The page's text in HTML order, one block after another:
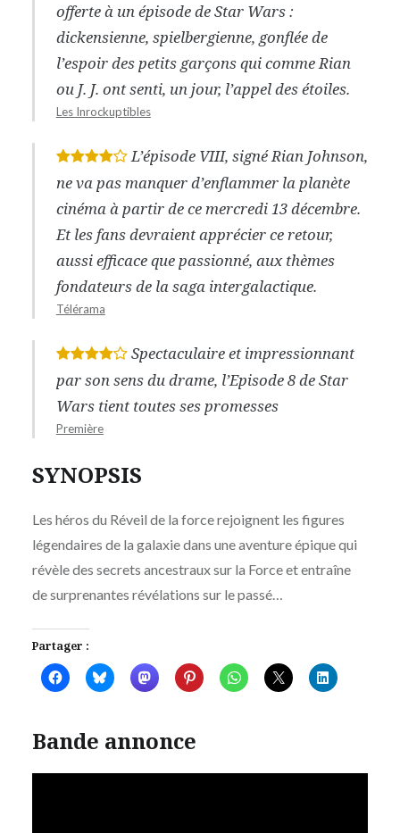
offerte à un épisode de Star Wars :
dickensienne, spielbergienne, gonflée de
l’espoir des petits garçons qui comme Rian
ou J. J. ont senti, un jour, l’appel des étoiles.
Les Inrockuptibles
* * * * L’épisode VIII, signé Rian Johnson,
ne va pas manquer d’enflammer la planète
cinéma à partir de ce mercredi 13 décembre.
Et les fans devraient apprécier ce retour,
aussi efficace que passionné, aux thèmes
fondateurs de la saga intergalactique.
Télérama
* * * * Spectaculaire et impressionnant
par son sens du drame, l’Episode 8 de Star
Wars tient toutes ses promesses
Première
SYNOPSIS
Les héros du Réveil de la force rejoignent les figures
légendaires de la galaxie dans une aventure épique qui
révèle des secrets ancestraux sur la Force et entraîne
de surprenantes révélations sur le passé…
Partager :
Bande annonce